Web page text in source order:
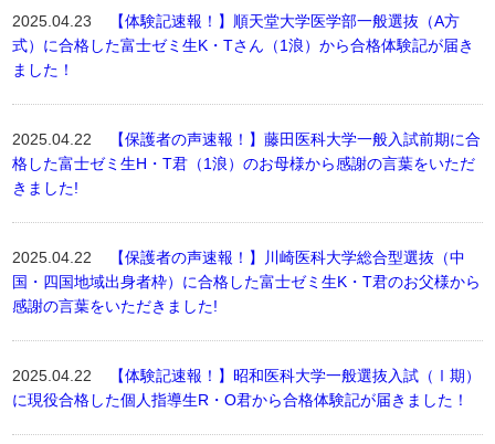
2025.04.23
【体験記速報！】順天堂大学医学部一般選抜（A方
式）に合格した富士ゼミ生K・Tさん（1浪）から合格体験記が届き
ました！
2025.04.22
【保護者の声速報！】藤田医科大学一般入試前期に合
格した富士ゼミ生H・T君（1浪）のお母様から感謝の言葉をいただ
きました!
2025.04.22
【保護者の声速報！】川崎医科大学総合型選抜（中
国・四国地域出身者枠）に合格した富士ゼミ生K・T君のお父様から
感謝の言葉をいただきました!
2025.04.22
【体験記速報！】昭和医科大学一般選抜入試（Ⅰ期）
に現役合格した個人指導生R・O君から合格体験記が届きました！